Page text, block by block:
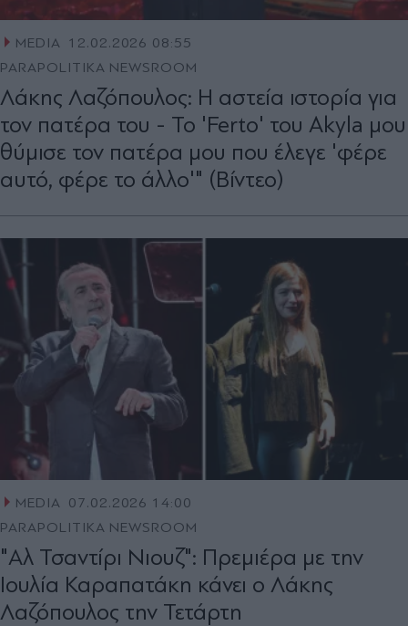
MEDIA 12.02.2026 08:55
PARAPOLITIKA NEWSROOM
Λάκης Λαζόπουλος: Η αστεία ιστορία για
τον πατέρα του - Το 'Ferto' του Akyla μου
θύμισε τον πατέρα μου που έλεγε 'φέρε
αυτό, φέρε το άλλο'" (Βίντεο)
MEDIA 07.02.2026 14:00
PARAPOLITIKA NEWSROOM
"Αλ Τσαντίρι Νιουζ": Πρεμιέρα με την
Ιουλία Καραπατάκη κάνει ο Λάκης
Λαζόπουλος την Τετάρτη